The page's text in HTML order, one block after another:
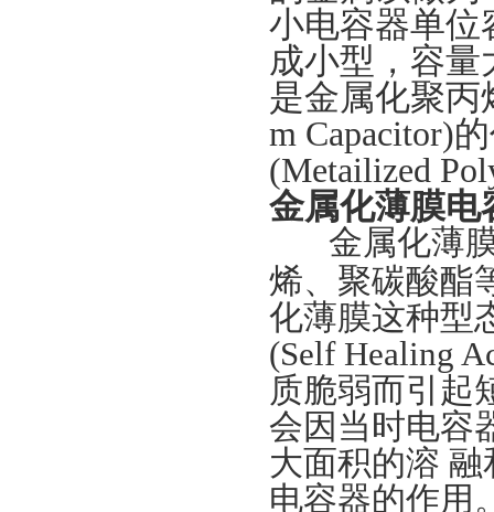
小电容器单位
成小型，容
是金属化聚丙
m Capacitor)
(Metailized
金属化薄膜电
金属化薄
烯、聚碳酸酯
化薄膜这种型
(Self Healing
质脆弱而引起
会因当时电容
大面积的溶
电容器的作用